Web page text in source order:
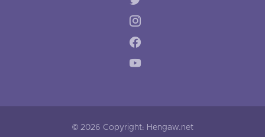
© 2026 Copyright: Hengaw.net